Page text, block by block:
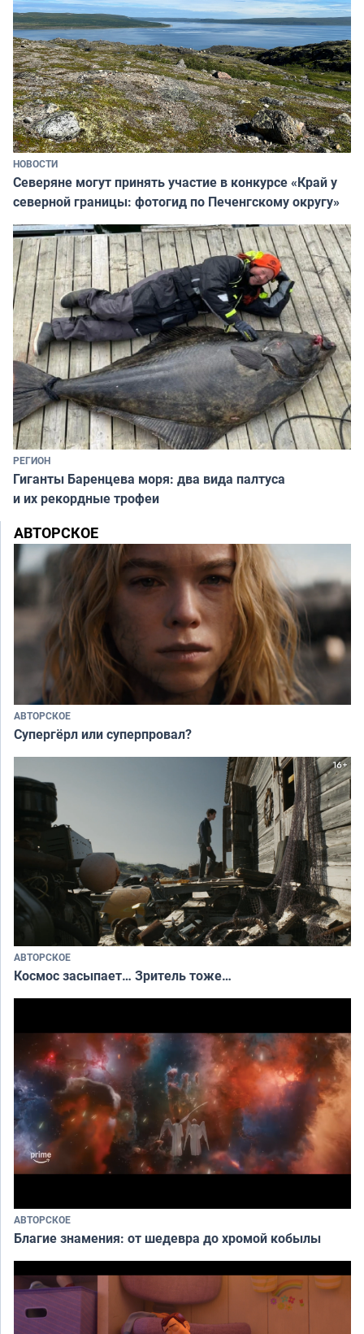
НОВОСТИ
Северяне могут принять участие в конкурсе «Край у
северной границы: фотогид по Печенгскому округу»
РЕГИОН
Гиганты Баренцева моря: два вида палтуса
и их рекордные трофеи
АВТОРСКОЕ
АВТОРСКОЕ
Супергёрл или суперпровал?
АВТОРСКОЕ
Космос засыпает… Зритель тоже…
АВТОРСКОЕ
Благие знамения: от шедевра до хромой кобылы